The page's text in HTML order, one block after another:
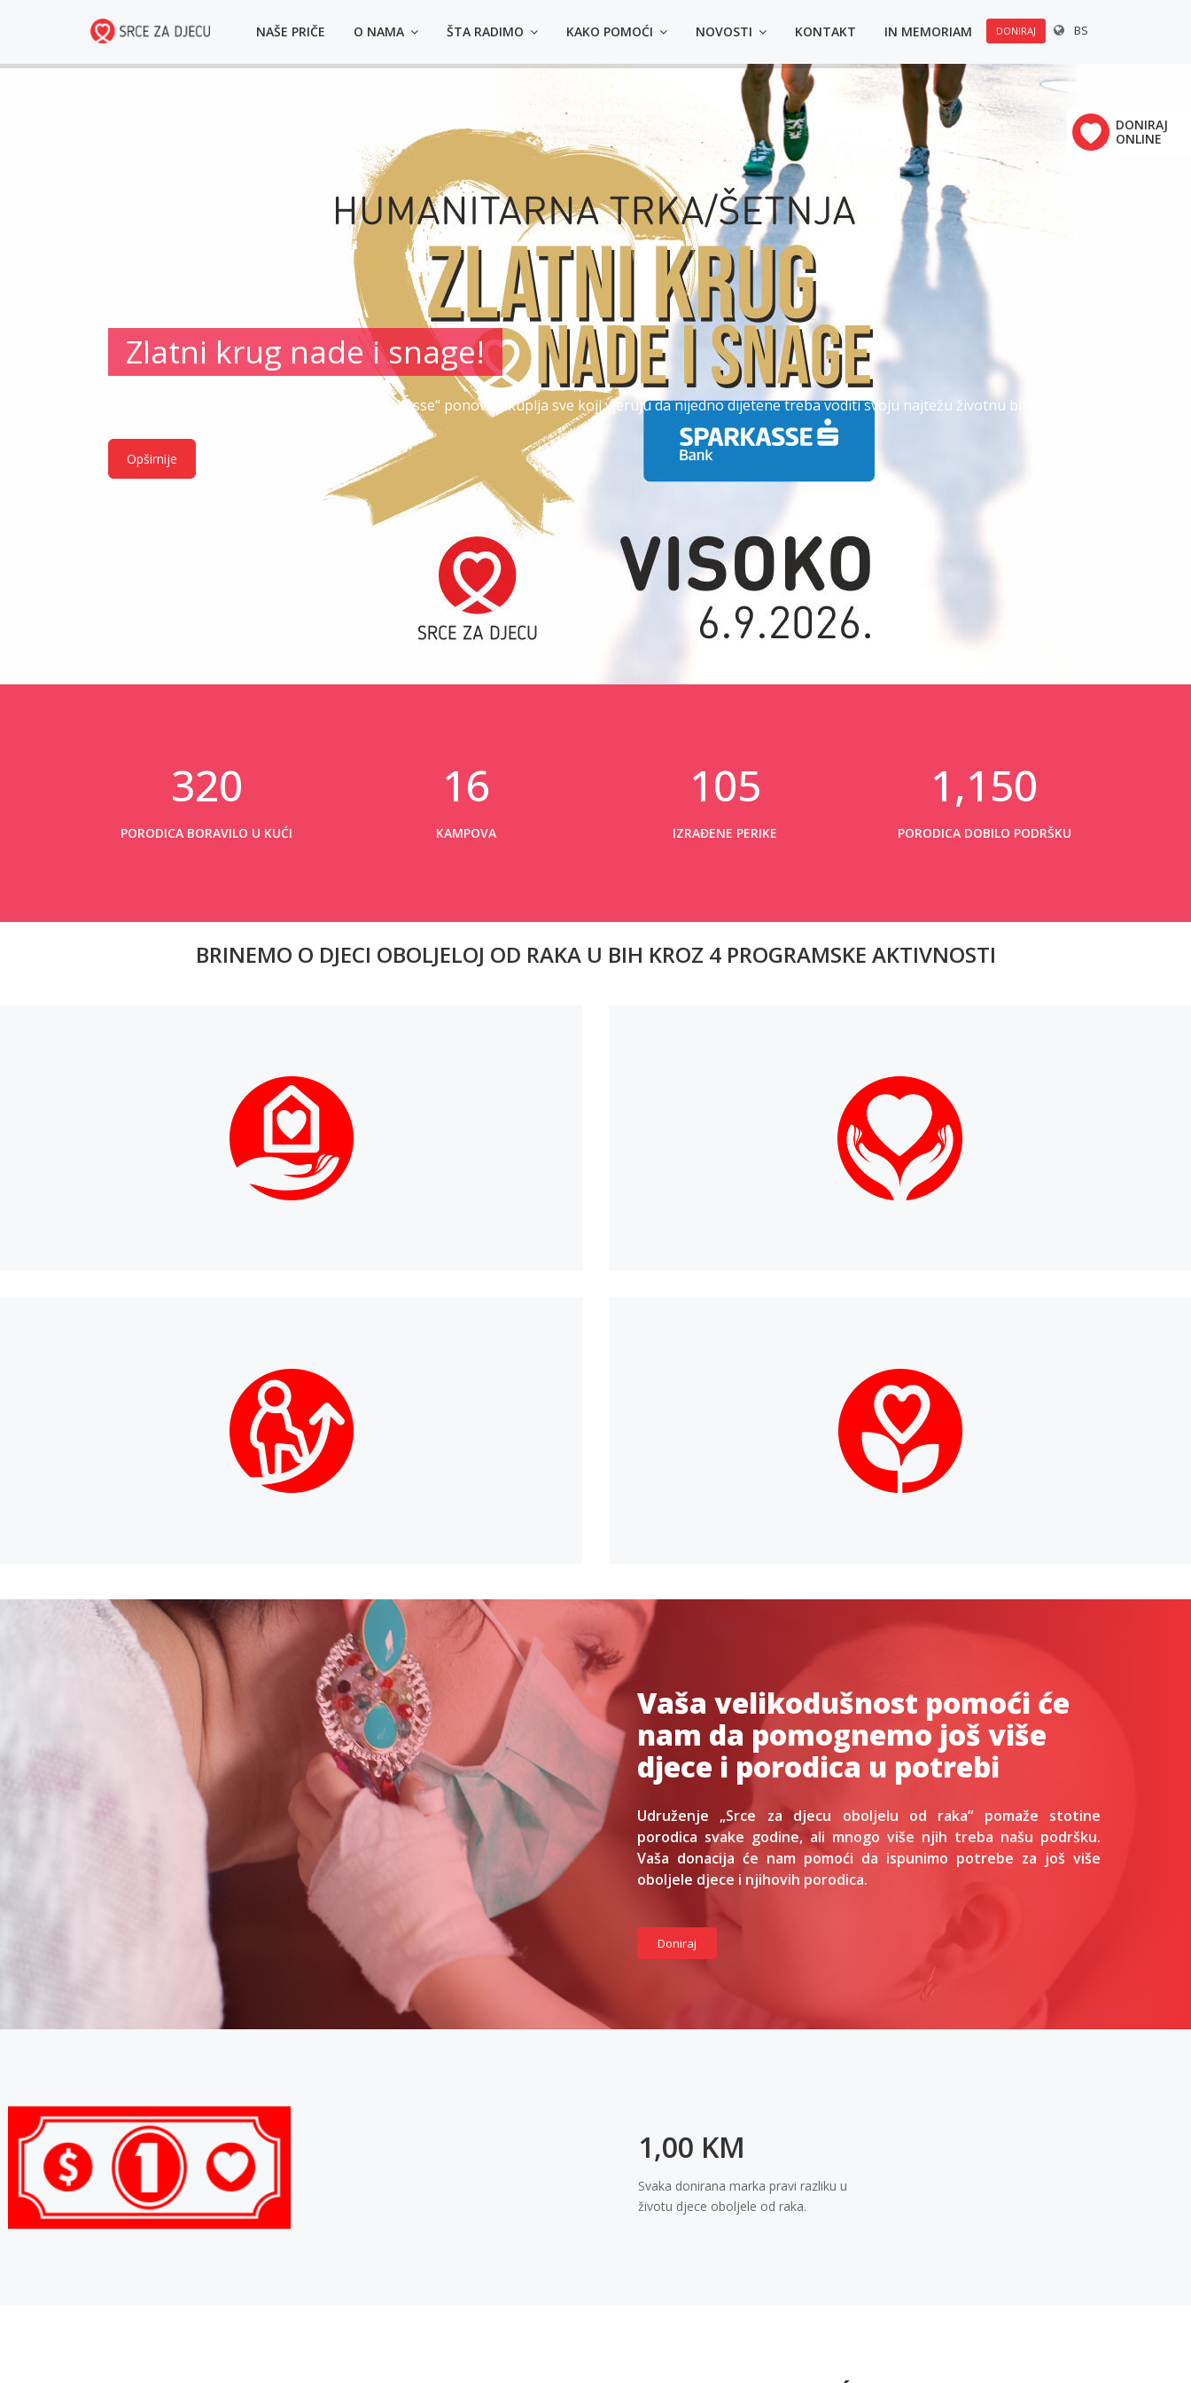
DONIRAJ BS
NAŠE PRIČE O NAMA ŠTA RADIMO KAKO POMOĆI NOVOSTI KONTAKT IN MEMORIAM
×
4 načina da kupiš majicu:
◾️ Lično u prostorijama Udruženja - Sarajevo, Himze Polovine 21
- Tuzla dr. Ibre Pašića bb, u krugu UKC Tuzla
◾️ Uplatom na račun Srce d.o.o.: 3387302220478214 (svrha
uplate: Kupovina majica za Zlatni krug)
◾️ Online na Srceshop web stranici:
Majice za odrasle
Majica za djecu
DONIRAJ
ONLINE
Zlatni krug nade i snage!
Sparkasse“ ponovo okuplja sve kojivjerujudanijednodijetenetrebavoditisvoju najtežu životnu bitku
Opširnije
320
PORODICA BORAVILO U KUĆI
16
KAMPOVA
105
IZRAĐENE PERIKE
1,150
PORODICA DOBILO PODRŠKU
BRINEMO O DJECI OBOLJELOJ OD RAKA U BIH KROZ 4 PROGRAMSKE AKTIVNOSTI
Vaša velikodušnost pomoći će
nam da pomognemo još više
djece i porodica u potrebi
Udruženje „Srce za djecu oboljelu od raka“ pomaže stotine
porodica svake godine, ali mnogo više njih treba našu podršku.
Vaša donacija će nam pomoći da ispunimo potrebe za još više
oboljele djece i njihovih porodica.
Doniraj
1,00 KM
Svaka donirana marka pravi razliku u
životu djece oboljele od raka.